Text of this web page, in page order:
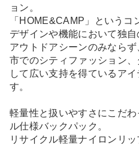
ョン。
「HOME&CAMP」というコ
デザインや機能において独自
アウトドアシーンのみなら
市でのシティファッション
して広い支持を得ているア
す。
軽量性と扱いやすさにこだ
ル仕様バックパック。
リサイクル軽量ナイロンリ